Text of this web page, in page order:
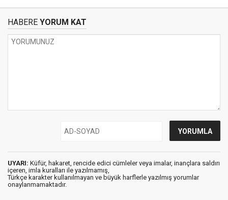
HABERE YORUM KAT
UYARI: Küfür, hakaret, rencide edici cümleler veya imalar, inançlara saldırı
içeren, imla kuralları ile yazılmamış,
Türkçe karakter kullanılmayan ve büyük harflerle yazılmış yorumlar
onaylanmamaktadır.